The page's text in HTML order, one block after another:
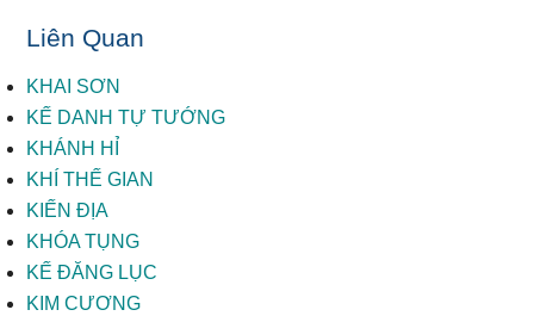
Liên Quan
KHAI SƠN
KẾ DANH TỰ TƯỚNG
KHÁNH HỈ
KHÍ THẾ GIAN
KIẾN ĐỊA
KHÓA TỤNG
KẾ ĐĂNG LỤC
KIM CƯƠNG